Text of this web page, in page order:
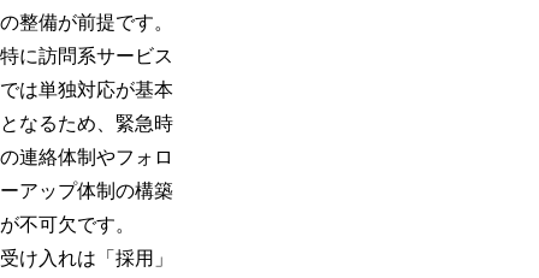
の整備が前提です。
特に訪問系サービス
では単独対応が基本
となるため、緊急時
の連絡体制やフォロ
ーアップ体制の構築
が不可欠です。
受け入れは「採用」